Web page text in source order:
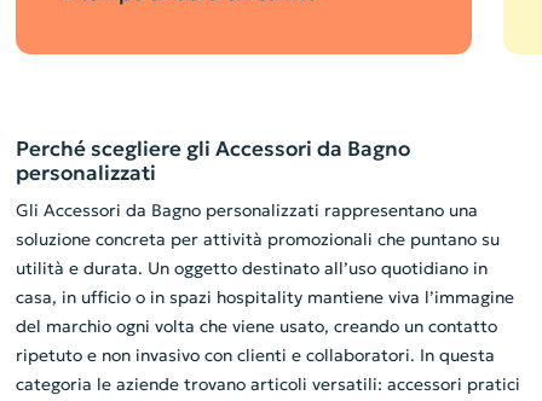
Perché scegliere gli Accessori da Bagno
personalizzati
Gli Accessori da Bagno personalizzati rappresentano una
soluzione concreta per attività promozionali che puntano su
utilità e durata. Un oggetto destinato all’uso quotidiano in
casa, in ufficio o in spazi hospitality mantiene viva l’immagine
del marchio ogni volta che viene usato, creando un contatto
ripetuto e non invasivo con clienti e collaboratori. In questa
categoria le aziende trovano articoli versatili: accessori pratici